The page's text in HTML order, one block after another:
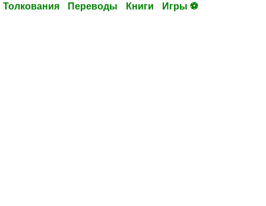
Толкования Переводы Книги Игры ⚽